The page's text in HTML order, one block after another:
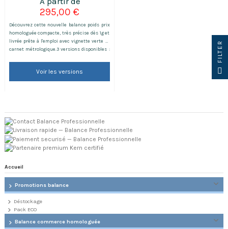
295,00 €
Découvrez cette nouvelle balance poids prix
homologuée compacte, très précise dès 1g et
livrée prête à l'emploi avec vignette verte et
carnet métrologique.3 versions disponibles :
Voir les versions
Accueil
Promotions balance
Déstockage
Pack ECO
Balance commerce homologuée
R